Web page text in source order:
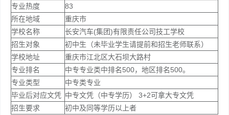
专业热度
83
所在地域
重庆市
学校名称
长安汽车(集团)有限责任公司技工学校
招生对象
初中生（未毕业学生请提前和招生老师联系）
学校地址
重庆市江北区大石坝大路村
专业排名
中专专业类中排名500，地区排名500。
专业类型
中专类专业
毕业后对应文凭 中专文凭（中专学历） 3+2可拿大专文凭
招生要求
初中及同等学历以上者